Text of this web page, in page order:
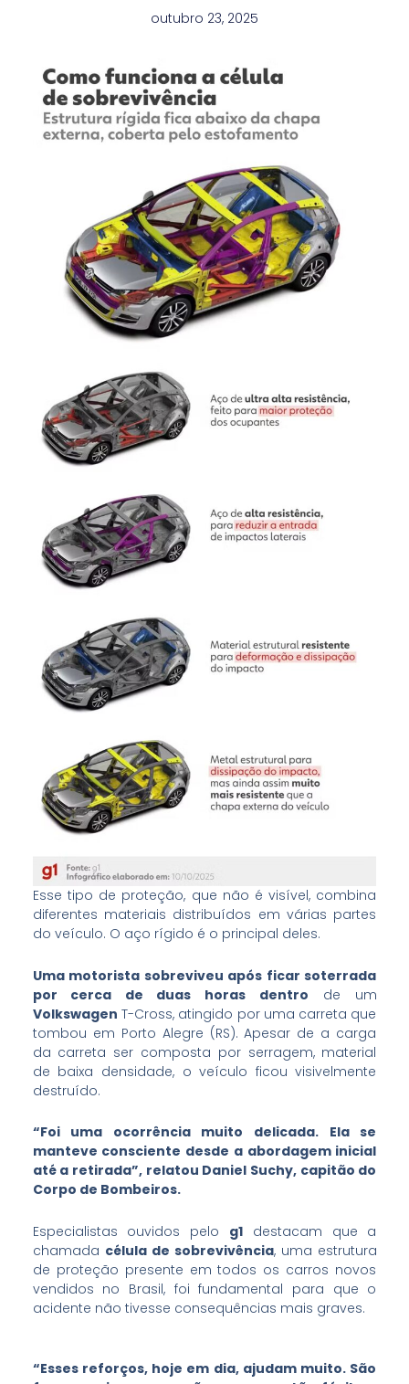
outubro 23, 2025
Esse tipo de proteção, que não é visível, combina
diferentes materiais distribuídos em várias partes
do veículo. O aço rígido é o principal deles.
Uma motorista sobreviveu após ficar soterrada
por cerca de duas horas
dentro de um
Volkswagen T-Cross, atingido por uma carreta que
tombou em Porto Alegre (RS). Apesar de a carga
da carreta ser composta por serragem, material
de baixa densidade, o veículo ficou visivelmente
destruído.
“Foi uma ocorrência muito delicada. Ela se
manteve consciente desde a abordagem inicial
até a retirada”, relatou Daniel Suchy, capitão do
Corpo de Bombeiros.
Especialistas ouvidos pelo g1 destacam que a
chamada célula de sobrevivência, uma estrutura
de proteção presente em todos os carros novos
vendidos no Brasil, foi fundamental para que o
acidente não tivesse consequências mais graves.
“Esses reforços, hoje em dia, ajudam muito. São